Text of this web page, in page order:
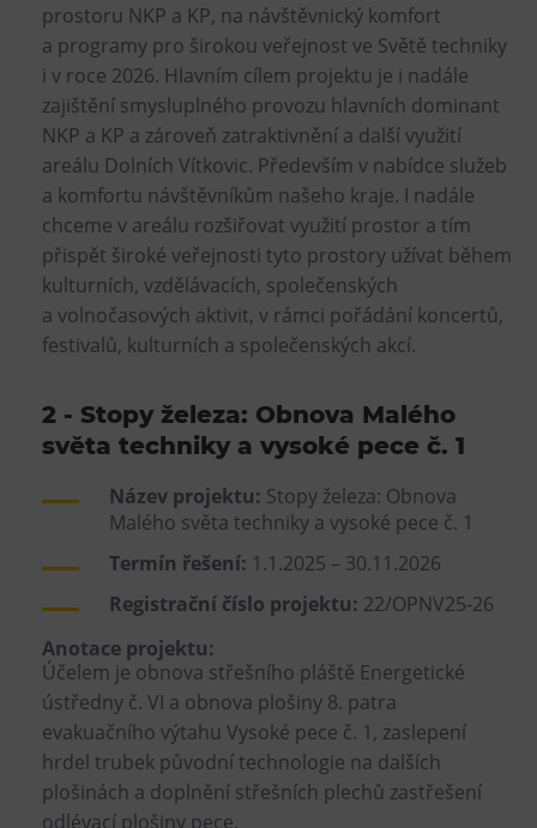
prostoru NKP a KP, na návštěvnický komfort
a programy pro širokou veřejnost ve Světě techniky
i v roce 2026. Hlavním cílem projektu je i nadále
zajištění smysluplného provozu hlavních dominant
NKP a KP a zároveň zatraktivnění a další využití
areálu Dolních Vítkovic. Především v nabídce služeb
a komfortu návštěvníkům našeho kraje. I nadále
chceme v areálu rozšiřovat využití prostor a tím
přispět široké veřejnosti tyto prostory užívat během
kulturních, vzdělávacích, společenských
a volnočasových aktivit, v rámci pořádání koncertů,
festivalů, kulturních a společenských akcí.
2 - Stopy železa: Obnova Malého
světa techniky a vysoké pece č. 1
Název projektu: Stopy železa: Obnova
Malého světa techniky a vysoké pece č. 1
Termín řešení: 1.1.2025 – 30.11.2026
Registrační číslo projektu: 22/OPNV25-26
Anotace projektu:
Účelem je obnova střešního pláště Energetické
ústředny č. VI a obnova plošiny 8. patra
evakuačního výtahu Vysoké pece č. 1, zaslepení
hrdel trubek původní technologie na dalších
plošinách a doplnění střešních plechů zastřešení
odlévací plošiny pece.